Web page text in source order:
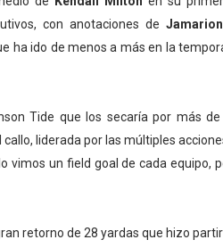
con anotaciones de
ha ido de menos a más en la
Tide que los secaría por más de
liderada por las múltiples
vimos un field goal de cada equipo,
retorno de 28 yardas que hizo